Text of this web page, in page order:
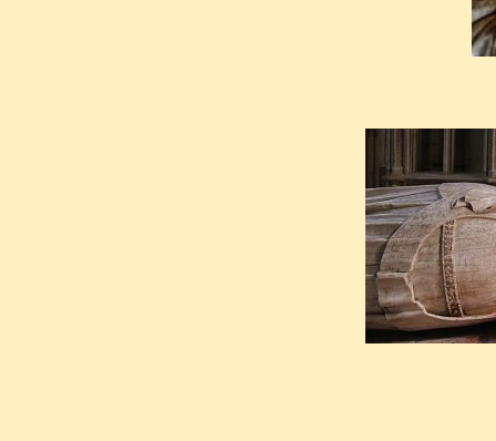
Louis II fut finalement
adopté que tardivement. Le
chœur que dans son
de l'état de cette partie de
sous le poids du clocher
Malgré les profanations,